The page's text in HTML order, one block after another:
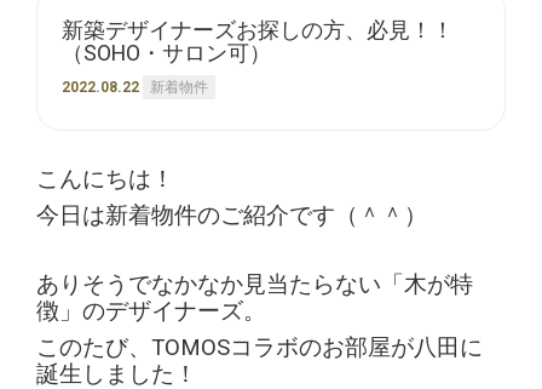
新築デザイナーズお探しの方、必見！！
（SOHO・サロン可）
2022.08.22 新着物件
こんにちは！
今日は新着物件のご紹介です（＾＾）
ありそうでなかなか見当たらない「木が特
徴」のデザイナーズ。
このたび、TOMOSコラボのお部屋が八田に
誕生しました！